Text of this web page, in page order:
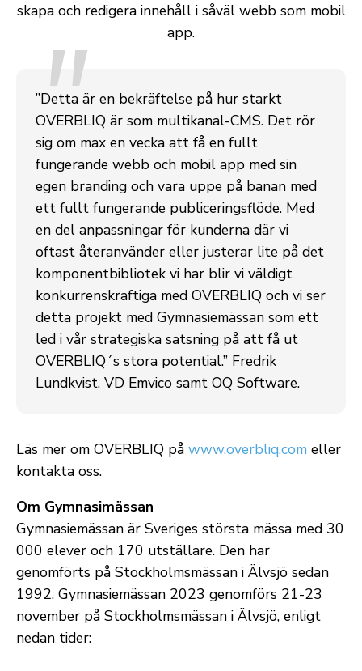
skapa och redigera innehåll i såväl webb som mobil
app.
"
”Detta är en bekräftelse på hur starkt
OVERBLIQ är som multikanal-CMS. Det rör
sig om max en vecka att få en fullt
fungerande webb och mobil app med sin
egen branding och vara uppe på banan med
ett fullt fungerande publiceringsflöde. Med
en del anpassningar för kunderna där vi
oftast återanvänder eller justerar lite på det
komponentbibliotek vi har blir vi väldigt
konkurrenskraftiga med OVERBLIQ och vi ser
detta projekt med Gymnasiemässan som ett
led i vår strategiska satsning på att få ut
OVERBLIQ´s stora potential.” Fredrik
Lundkvist, VD Emvico samt OQ Software.
Läs mer om OVERBLIQ på www.overbliq.com eller
kontakta oss.
Om Gymnasimässan
Gymnasiemässan är Sveriges största mässa med 30
000 elever och 170 utställare. Den har
genomförts på Stockholmsmässan i Älvsjö sedan
1992. Gymnasiemässan 2023 genomförs 21-23
november på Stockholmsmässan i Älvsjö, enligt
nedan tider: